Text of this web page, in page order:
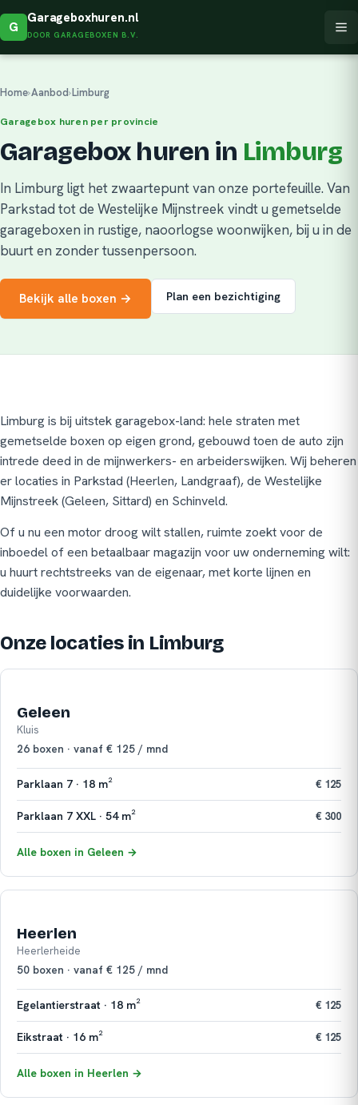
G
Garageboxhuren.nl
DOOR GARAGEBOXEN B.V.
Home›Aanbod›Limburg
Garagebox huren per provincie
Garagebox huren in Limburg
In Limburg ligt het zwaartepunt van onze portefeuille. Van
Parkstad tot de Westelijke Mijnstreek vindt u gemetselde
garageboxen in rustige, naoorlogse woonwijken, bij u in de
buurt en zonder tussenpersoon.
Bekijk alle boxen → Plan een bezichtiging
Limburg is bij uitstek garagebox-land: hele straten met
gemetselde boxen op eigen grond, gebouwd toen de auto zijn
intrede deed in de mijnwerkers- en arbeiderswijken. Wij beheren
er locaties in Parkstad (Heerlen, Landgraaf), de Westelijke
Mijnstreek (Geleen, Sittard) en Schinveld.
Of u nu een motor droog wilt stallen, ruimte zoekt voor de
inboedel of een betaalbaar magazijn voor uw onderneming wilt:
u huurt rechtstreeks van de eigenaar, met korte lijnen en
duidelijke voorwaarden.
Onze locaties in Limburg
Geleen
Kluis
26 boxen · vanaf € 125 / mnd
Parklaan 7 · 18 m² € 125
Parklaan 7 XXL · 54 m² € 300
Alle boxen in Geleen →
Heerlen
Heerlerheide
50 boxen · vanaf € 125 / mnd
Egelantierstraat · 18 m² € 125
Eikstraat · 16 m² € 125
Alle boxen in Heerlen →